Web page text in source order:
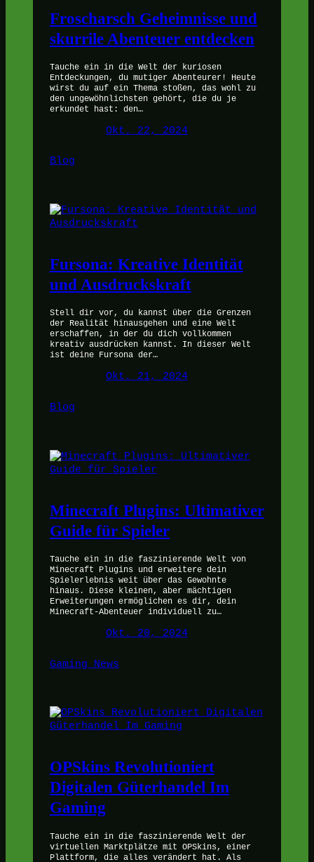
Froscharsch Geheimnisse und
skurrile Abenteuer entdecken
Tauche ein in die Welt der kuriosen
Entdeckungen, du mutiger Abenteurer! Heute
wirst du auf ein Thema stoßen, das wohl zu
den ungewöhnlichsten gehört, die du je
erkundet hast: den…
Okt. 22, 2024
Blog
Fursona: Kreative Identität
und Ausdruckskraft
Stell dir vor, du kannst über die Grenzen
der Realität hinausgehen und eine Welt
erschaffen, in der du dich vollkommen
kreativ ausdrücken kannst. In dieser Welt
ist deine Fursona der…
Okt. 21, 2024
Blog
Minecraft Plugins: Ultimativer
Guide für Spieler
Tauche ein in die faszinierende Welt von
Minecraft Plugins und erweitere dein
Spielerlebnis weit über das Gewohnte
hinaus. Diese kleinen, aber mächtigen
Erweiterungen ermöglichen es dir, dein
Minecraft-Abenteuer individuell zu…
Okt. 20, 2024
Gaming News
OPSkins Revolutioniert
Digitalen Güterhandel Im
Gaming
Tauche ein in die faszinierende Welt der
virtuellen Marktplätze mit OPSkins, einer
Plattform, die alles verändert hat. Als